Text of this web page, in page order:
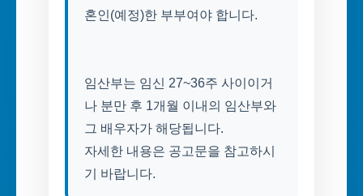
혼인(예정)한 부부여야 합니다.
임산부는 임신 27~36주 사이이거
나 분만 후 1개월 이내의 임산부와
그 배우자가 해당됩니다.
자세한 내용은 공고문을 참고하시